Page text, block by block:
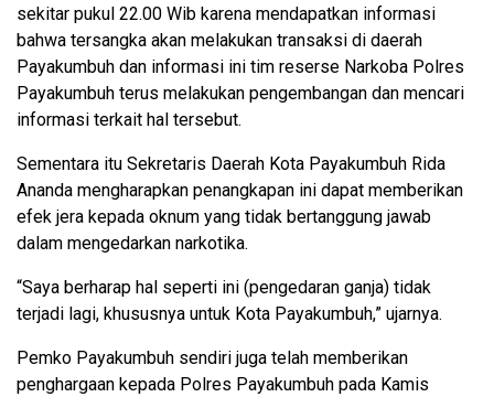
sekitar pukul 22.00 Wib karena mendapatkan informasi
bahwa tersangka akan melakukan transaksi di daerah
Payakumbuh dan informasi ini tim reserse Narkoba Polres
Payakumbuh terus melakukan pengembangan dan mencari
informasi terkait hal tersebut.
Sementara itu Sekretaris Daerah Kota Payakumbuh Rida
Ananda mengharapkan penangkapan ini dapat memberikan
efek jera kepada oknum yang tidak bertanggung jawab
dalam mengedarkan narkotika.
“Saya berharap hal seperti ini (pengedaran ganja) tidak
terjadi lagi, khususnya untuk Kota Payakumbuh,” ujarnya.
Pemko Payakumbuh sendiri juga telah memberikan
penghargaan kepada Polres Payakumbuh pada Kamis